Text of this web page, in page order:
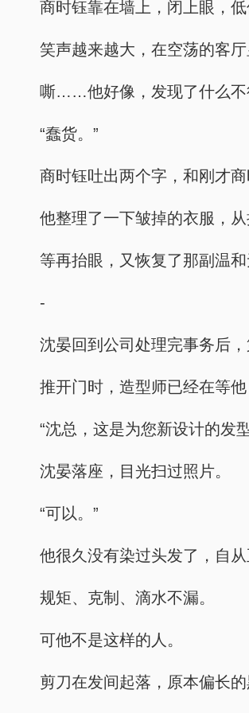
商时钰靠在墙上，闭上眼，低
笑声越来越大，在空荡的客厅
嘶……他好像，发现了什么
“蠢货。”
商时钰吐出两个字，和刚才商
他整理了一下皱掉的衣服，
等再抬眼，又恢复了那副温和
-
沈晏回到公司处理完事务后
推开门时，造型师已经在等
“沈总，这是为您新设计的发
沈晏落座，目光扫过照片。
“可以。”
他很久没有染过头发了，自
规矩、克制、滴水不漏。
可他不是这样的人。
剪刀在发间起落，原本偏长